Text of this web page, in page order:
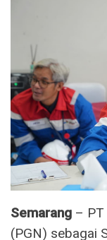
Semarang – PT
(PGN) sebagai